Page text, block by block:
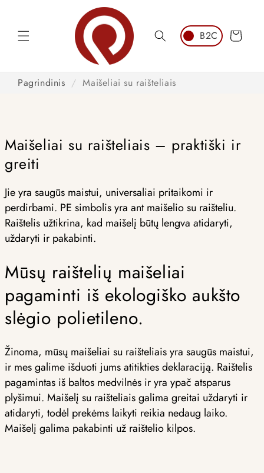
Krepšelis
Pagrindinis / Maišeliai su raišteliais
Maišeliai su raišteliais – praktiški ir
greiti
Jie yra saugūs maistui, universaliai pritaikomi ir
perdirbami. PE simbolis yra ant maišelio su raišteliu.
Raištelis užtikrina, kad maišelį būtų lengva atidaryti,
uždaryti ir pakabinti.
Mūsų raištelių maišeliai
pagaminti iš ekologiško aukšto
slėgio polietileno.
Žinoma, mūsų maišeliai su raišteliais yra saugūs maistui,
ir mes galime išduoti jums atitikties deklaraciją. Raištelis
pagamintas iš baltos medvilnės ir yra ypač atsparus
plyšimui. Maišelį su raišteliais galima greitai uždaryti ir
atidaryti, todėl prekėms laikyti reikia nedaug laiko.
Maišelį galima pakabinti už raištelio kilpos.